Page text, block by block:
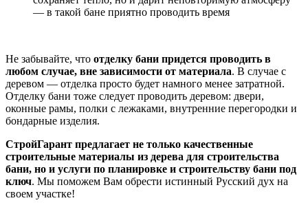
— в такой бане приятно проводить время
Не забывайте, что отделку бани придется проводить в
любом случае, вне зависимости от материала. В случае с
деревом — отделка просто будет намного менее затратной.
Отделку бани тоже следует проводить деревом: двери,
оконные рамы, полки с лежаками, внутренние перегородки и
бондарные изделия.
СтройГарант предлагает не только качественные
строительные материалы из дерева для строительства
бани, но и услуги по планировке и строительству бани под
ключ. Мы поможем Вам обрести истинный Русский дух на
своем участке!